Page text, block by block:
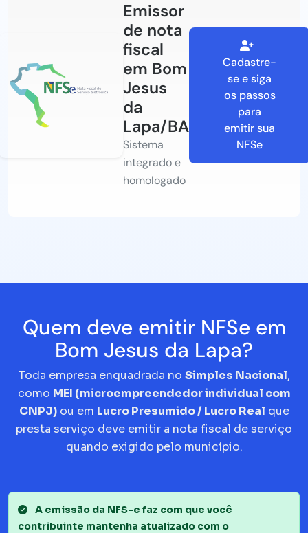
Emissor
de nota
fiscal
em Bom
Jesus
da
Lapa/BA
Sistema
integrado e
homologado
Cadastre-
se e siga
os passos
para
emitir sua
NFSe
Quem deve emitir NFSe em
Bom Jesus da Lapa?
Toda empresa enquadrada no Simples Nacional,
como MEI (microempreendedor individual com
CNPJ)ou em Lucro Presumido / Lucro Real que
presta serviço deve emitir a nota fiscal de serviço
quando exigido pelo município.
A emissão da NFS-e faz com que você
contribuinte mantenha atualizado com o